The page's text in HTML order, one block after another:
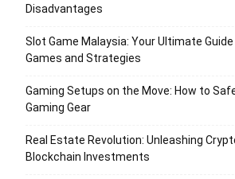
Disadvantages
Slot Game Malaysia: Your Ultimate
Games and Strategies
Gaming Setups on the Move: How to
Gaming Gear
Real Estate Revolution: Unleashing
Blockchain Investments